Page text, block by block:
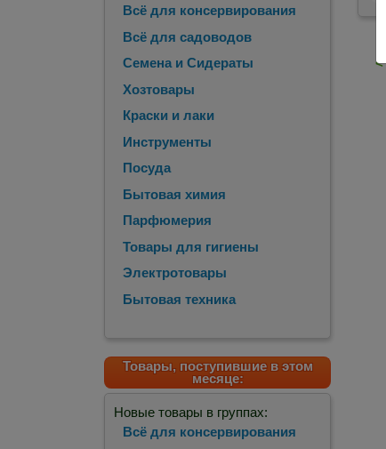
Всё для консервирования
Всё для садоводов
Семена и Сидераты
Хозтовары
Краски и лаки
Инструменты
Посуда
Бытовая химия
Парфюмерия
Товары для гигиены
Электротовары
Бытовая техника
Товары, поступившие в этом
месяце:
Новые товары в группах:
Всё для консервирования
<